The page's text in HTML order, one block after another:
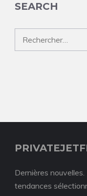
SEARCH
Dernières
tendances